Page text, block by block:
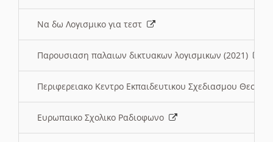
Να δω Λογισμικο για τεστ
Παρουσιαση παλαιων δικτυακων λογισμικων (2021)
Περιφερειακο Κεντρο Εκπαιδευτικου Σχεδιασμου
Ευρωπαικο Σχολικο Ραδιοφωνο